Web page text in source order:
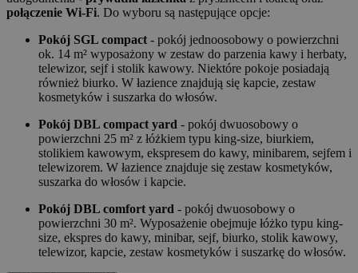
połączenie Wi-Fi. Do wyboru są następujące opcje:
Pokój SGL compact - pokój jednoosobowy o powierzchni
ok. 14 m² wyposażony w zestaw do parzenia kawy i herbaty,
telewizor, sejf i stolik kawowy. Niektóre pokoje posiadają
również biurko. W łazience znajdują się kapcie, zestaw
kosmetyków i suszarka do włosów.
Pokój DBL compact yard - pokój dwuosobowy o
powierzchni 25 m² z łóżkiem typu king-size, biurkiem,
stolikiem kawowym, ekspresem do kawy, minibarem, sejfem i
telewizorem. W łazience znajduje się zestaw kosmetyków,
suszarka do włosów i kapcie.
Pokój DBL comfort yard - pokój dwuosobowy o
powierzchni 30 m². Wyposażenie obejmuje łóżko typu king-
size, ekspres do kawy, minibar, sejf, biurko, stolik kawowy,
telewizor, kapcie, zestaw kosmetyków i suszarkę do włosów.